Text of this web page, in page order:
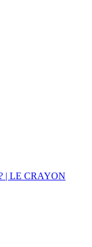
? | LE CRAYON